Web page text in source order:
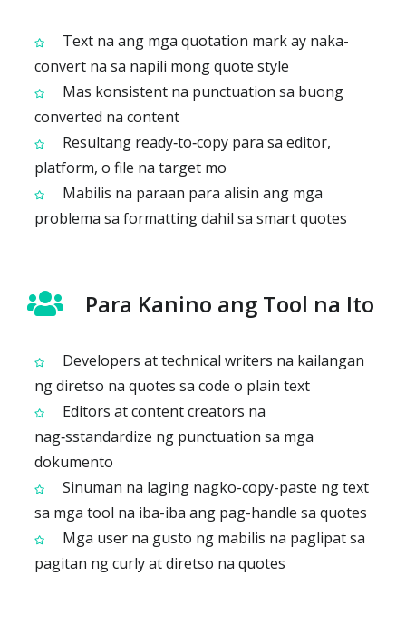
Text na ang mga quotation mark ay naka-
convert na sa napili mong quote style
Mas konsistent na punctuation sa buong
converted na content
Resultang ready‑to‑copy para sa editor,
platform, o file na target mo
Mabilis na paraan para alisin ang mga
problema sa formatting dahil sa smart quotes
Para Kanino ang Tool na Ito
Developers at technical writers na kailangan
ng diretso na quotes sa code o plain text
Editors at content creators na
nag‑sstandardize ng punctuation sa mga
dokumento
Sinuman na laging nagko-copy-paste ng text
sa mga tool na iba-iba ang pag-handle sa quotes
Mga user na gusto ng mabilis na paglipat sa
pagitan ng curly at diretso na quotes